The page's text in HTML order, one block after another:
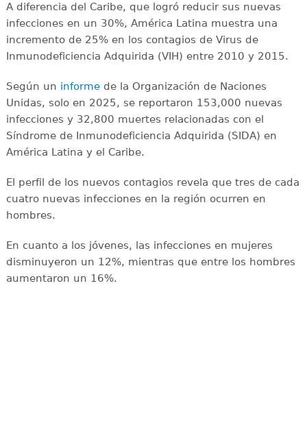
A diferencia del Caribe, que logró reducir sus nuevas
infecciones en un 30%, América Latina muestra una
incremento de 25% en los contagios de Virus de
Inmunodeficiencia Adquirida (VIH) entre 2010 y 2015.
Según un informede la Organización de Naciones
Unidas, solo en 2025, se reportaron 153,000 nuevas
infecciones y 32,800 muertes relacionadas con el
Síndrome de Inmunodeficiencia Adquirida (SIDA) en
América Latina y el Caribe.
El perfil de los nuevos contagios revela que tres de cada
cuatro nuevas infecciones en la región ocurren en
hombres.
En cuanto a los jóvenes, las infecciones en mujeres
disminuyeron un 12%, mientras que entre los hombres
aumentaron un 16%.